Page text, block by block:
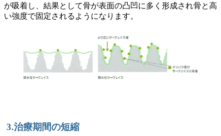
が吸着し、結果として骨が表面の凸凹に多く形成され骨と高
い強度で固定されるようになります。
3.治療期間の短縮